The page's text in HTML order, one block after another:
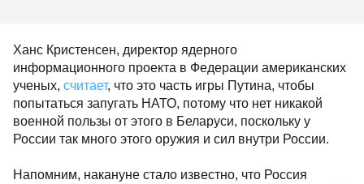
Ханс Кристенсен, директор ядерного
информационного проекта в Федерации американских
ученых, считает, что это часть игры Путина, чтобы
попытаться запугать НАТО, потому что нет никакой
военной пользы от этого в Беларуси, поскольку у
России так много этого оружия и сил внутри России.
Напомним, накануне стало известно, что Россия